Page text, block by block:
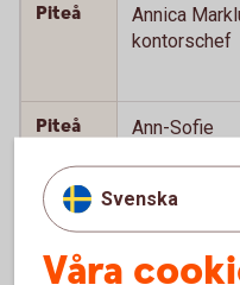
Piteå
Annica
kontorschef
Piteå
Ann-Sofie
Piteå Anneli
Svenska
Våra